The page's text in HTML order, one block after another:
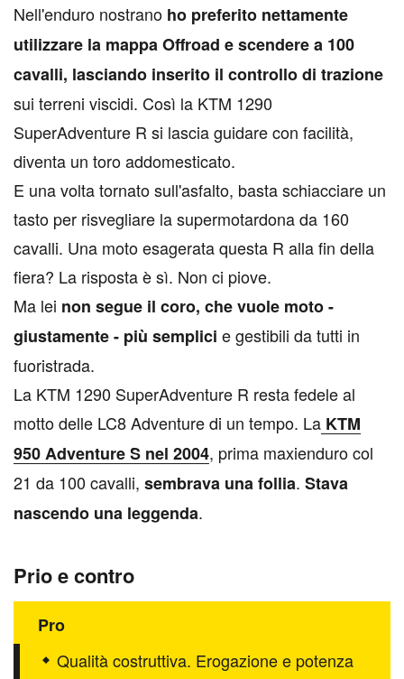
Nell'enduro nostrano ho preferito nettamente
utilizzare la mappa Offroad e scendere a 100
cavalli, lasciando inserito il controllo di trazione
sui terreni viscidi. Così la KTM 1290
SuperAdventure R si lascia guidare con facilità,
diventa un toro addomesticato.
E una volta tornato sull'asfalto, basta schiacciare un
tasto per risvegliare la supermotardona da 160
cavalli. Una moto esagerata questa R alla fin della
fiera? La risposta è sì. Non ci piove.
Ma lei non segue il coro, che vuole moto -
giustamente - più semplici e gestibili da tutti in
fuoristrada.
La KTM 1290 SuperAdventure R resta fedele al
motto delle LC8 Adventure di un tempo. La KTM
950 Adventure S nel 2004, prima maxienduro col
21 da 100 cavalli, sembrava una follia. Stava
nascendo una leggenda.
Prio e contro
Pro
Qualità costruttiva. Erogazione e potenza